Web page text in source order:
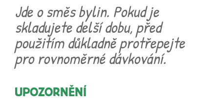
Jde o směs bylin. Pokud je
skladujete delší dobu, před
použitím důkladně protřepejte
pro rovnoměrné dávkování.
UPOZORNĚNÍ